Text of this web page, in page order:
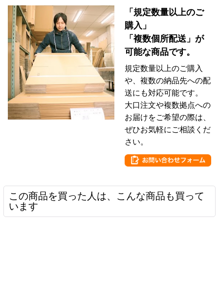
「規定数量以上のご
購入」
「複数個所配送」が
可能な商品です。
規定数量以上のご購入
や、複数の納品先への配
送にも対応可能です。
大口注文や複数拠点への
お届けをご希望の際は、
ぜひお気軽にご相談くだ
さい。
この商品を買った人は、こんな商品も買って
います